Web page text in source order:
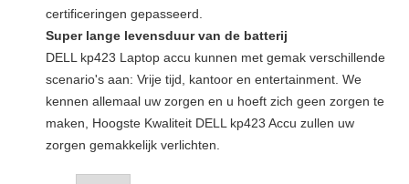
certificeringen gepasseerd.
Super lange levensduur van de batterij
DELL kp423 Laptop accu kunnen met gemak verschillende
scenario's aan: Vrije tijd, kantoor en entertainment. We
kennen allemaal uw zorgen en u hoeft zich geen zorgen te
maken, Hoogste Kwaliteit DELL kp423 Accu zullen uw
zorgen gemakkelijk verlichten.